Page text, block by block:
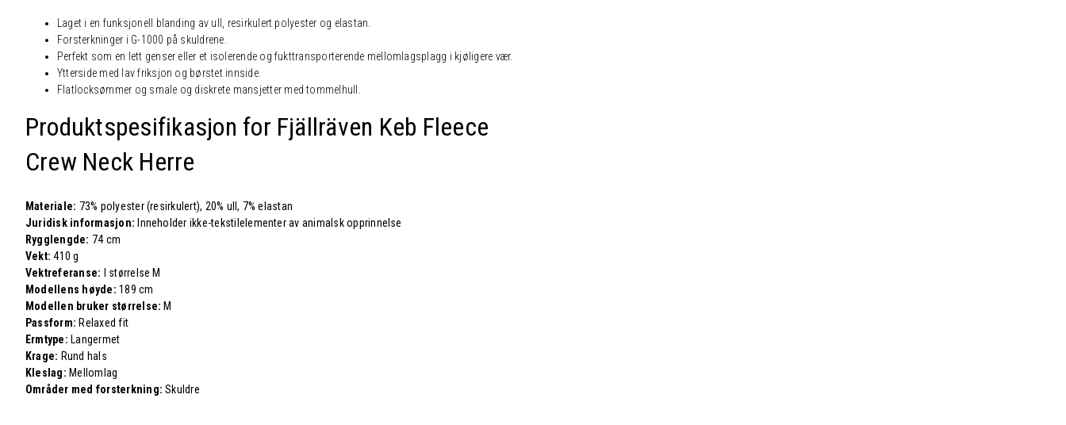
Laget i en funksjonell blanding av ull, resirkulert polyester og elastan.
Forsterkninger i G-1000 på skuldrene.
Perfekt som en lett genser eller et isolerende og fukttransporterende mellomlagsplagg i kjøligere vær.
Ytterside med lav friksjon og børstet innside.
Flatlocksømmer og smale og diskrete mansjetter med tommelhull.
Produktspesifikasjon for Fjällräven Keb Fleece
Crew Neck Herre
Materiale: 73% polyester (resirkulert), 20% ull, 7% elastan
Juridisk informasjon: Inneholder ikke-tekstilelementer av animalsk opprinnelse
Rygglengde: 74 cm
Vekt:410 g
Vektreferanse:
I størrelse M
Modellens høyde:189 cm
Modellen bruker størrelse: M
Passform: Relaxed fit
Ermtype: Langermet
Krage: Rund hals
Kleslag: Mellomlag
Områder med forsterkning:Skuldre